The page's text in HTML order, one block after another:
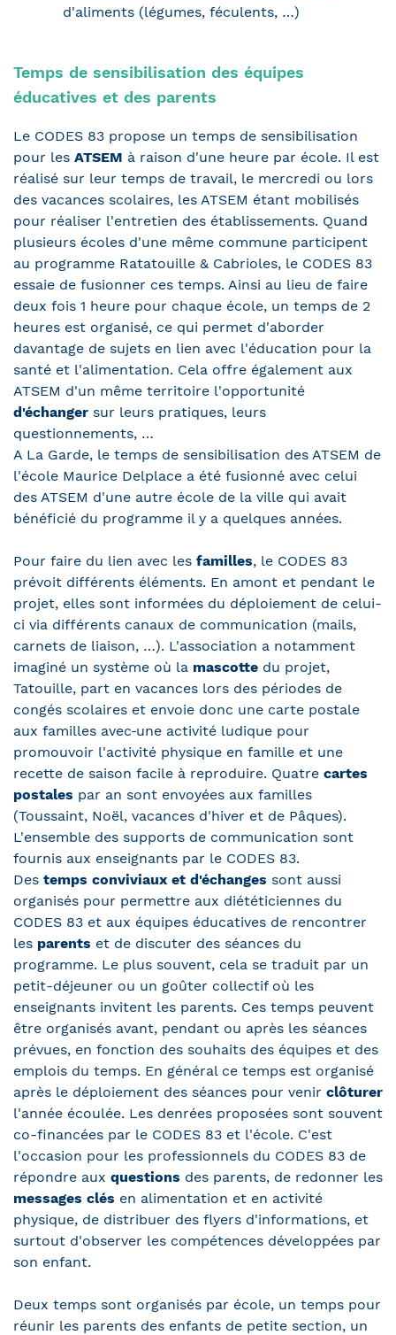
d'aliments (légumes, féculents, …)
Temps de sensibilisation des équipes
éducatives et des parents
Le CODES 83 propose un temps de sensibilisation
pour les ATSEM à raison d'une heure par école. Il est
réalisé sur leur temps de travail, le mercredi ou lors
des vacances scolaires, les ATSEM étant mobilisés
pour réaliser l'entretien des établissements. Quand
plusieurs écoles d'une même commune participent
au programme Ratatouille & Cabrioles, le CODES 83
essaie de fusionner ces temps. Ainsi au lieu de faire
deux fois 1 heure pour chaque école, un temps de 2
heures est organisé, ce qui permet d'aborder
davantage de sujets en lien avec l'éducation pour la
santé et l'alimentation. Cela offre également aux
ATSEM d'un même territoire l'opportunité
d'échanger sur leurs pratiques, leurs
questionnements, …
A La Garde, le temps de sensibilisation des ATSEM de
l'école Maurice Delplace a été fusionné avec celui
des ATSEM d'une autre école de la ville qui avait
bénéficié du programme il y a quelques années.
Pour faire du lien avec les familles, le CODES 83
prévoit différents éléments. En amont et pendant le
projet, elles sont informées du déploiement de celui-
ci via différents canaux de communication (mails,
carnets de liaison, …). L'association a notamment
imaginé un système où la mascotte du projet,
Tatouille, part en vacances lors des périodes de
congés scolaires et envoie donc une carte postale
aux familles avec une activité ludique pour
promouvoir l'activité physique en famille et une
recette de saison facile à reproduire. Quatre cartes
postales par an sont envoyées aux familles
(Toussaint, Noël, vacances d'hiver et de Pâques).
L'ensemble des supports de communication sont
fournis aux enseignants par le CODES 83.
Des temps conviviaux et d'échanges sont aussi
organisés pour permettre aux diététiciennes du
CODES 83 et aux équipes éducatives de rencontrer
les parents et de discuter des séances du
programme. Le plus souvent, cela se traduit par un
petit-déjeuner ou un goûter collectif où les
enseignants invitent les parents. Ces temps peuvent
être organisés avant, pendant ou après les séances
prévues, en fonction des souhaits des équipes et des
emplois du temps. En général ce temps est organisé
après le déploiement des séances pour venir clôturer
l'année écoulée. Les denrées proposées sont souvent
co-financées par le CODES 83 et l'école. C'est
l'occasion pour les professionnels du CODES 83 de
répondre aux questions des parents, de redonner les
messages clés en alimentation et en activité
physique, de distribuer des flyers d'informations, et
surtout d'observer les compétences développées par
son enfant.
Deux temps sont organisés par école, un temps pour
réunir les parents des enfants de petite section, un